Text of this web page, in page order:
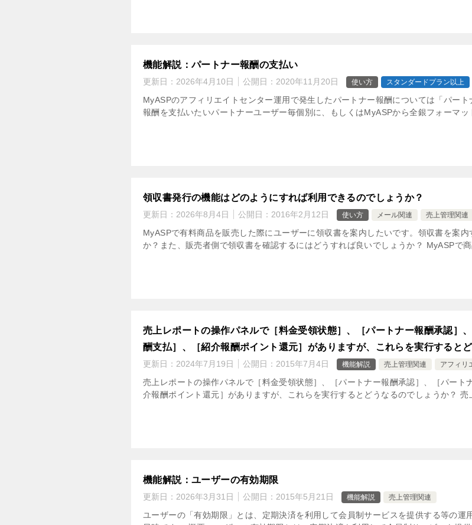
機能解説：パートナー報酬の支払い
更新日： 2026年4月10日 公開日： 2020年11月20日 使い方 スタンダードプラン以上
MyASPのアフィリエイトセンター運用で発生したパートナー報酬については「パート
報酬を支払いたいパートナーユーザー毎個別に、もしくはMyASPから全銀フォーマ
領収書発行の機能はどのようにすれば利用できるのでしょうか？
更新日： 2026年8月4日 公開日： 2016年2月12日 使い方 メール関連 売上管理関連
MyASPで有料商品を販売した際にユーザーに領収書を案内したいです。領収書を案
か？また、販売者側で領収書を確認するにはどうすれば良いでしょうか？ MyASPで
売上レポートの操作パネルで［料金受領状態］、［パートナー報酬承認］
酬支払］、［紹介報酬ポイント還元］がありますが、これらを実行すると
更新日： 2024年7月19日 公開日： 2015年7月4日 機能解説 売上管理関連 アフィリ
売上レポートの操作パネルで［料金受領状態］、［パートナー報酬承認］、［パート
介報酬ポイント還元］がありますが、これらを実行するとどうなるのでしょうか？
機能解説：ユーザーの有効期限
更新日： 2026年3月31日 公開日： 2015年5月21日 機能解説 売上管理関連
ユーザーの「有効期限」とは、定期決済を利用して会員制サービスを提供する等の運